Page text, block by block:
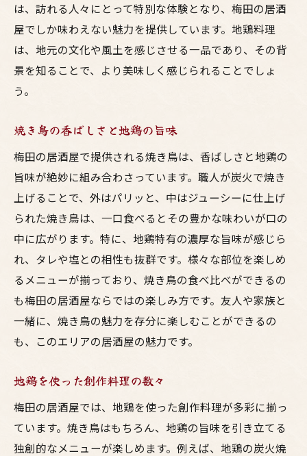
は、訪れる人々にとって特別な体験となり、梅田の居酒
屋でしか味わえない魅力を提供しています。地鶏料理
は、地元の文化や風土を感じさせる一品であり、その背
景を知ることで、より美味しく感じられることでしょ
う。
焼き鳥の香ばしさと地鶏の旨味
梅田の居酒屋で提供される焼き鳥は、香ばしさと地鶏の
旨味が絶妙に組み合わさっています。職人が炭火で焼き
上げることで、外はパリッと、中はジューシーに仕上げ
られた焼き鳥は、一口食べるとその豊かな味わいが口の
中に広がります。特に、地鶏特有の濃厚な旨味が感じら
れ、タレや塩との相性も抜群です。様々な部位を楽しめ
るメニューが揃っており、焼き鳥の食べ比べができるの
も梅田の居酒屋ならではの楽しみ方です。友人や家族と
一緒に、焼き鳥の魅力を存分に楽しむことができるの
も、このエリアの居酒屋の魅力です。
地鶏を使った創作料理の数々
梅田の居酒屋では、地鶏を使った創作料理が多彩に揃っ
ています。焼き鳥はもちろん、地鶏の旨味を引き立てる
独創的なメニューが楽しめます。例えば、地鶏の炭火焼